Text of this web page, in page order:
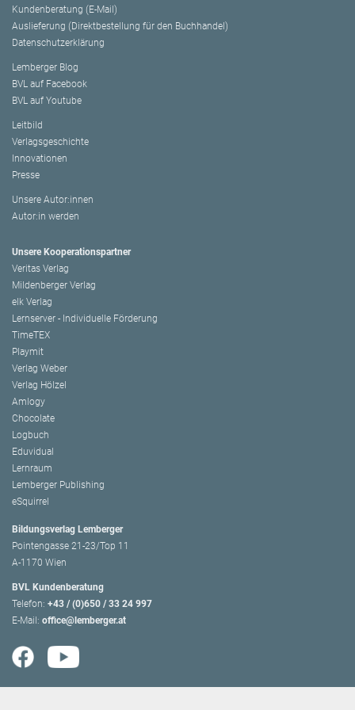
Kundenberatung (E-Mail)
Auslieferung (Direktbestellung für den Buchhandel)
Datenschutzerklärung
Lemberger Blog
BVL auf Facebook
BVL auf Youtube
Leitbild
Verlagsgeschichte
Innovationen
Presse
Unsere Autor:innen
Autor:in werden
Unsere Kooperationspartner
Veritas Verlag
Mildenberger Verlag
elk Verlag
Lernserver - Individuelle Förderung
TimeTEX
Playmit
Verlag Weber
Verlag Hölzel
Amlogy
Chocolate
Logbuch
Eduvidual
Lernraum
Lemberger Publishing
eSquirrel
Bildungsverlag Lemberger
Pointengasse 21-23/Top 11
A-1170 Wien
BVL Kundenberatung
Telefon: +43 / (0)650 / 33 24 997
E-Mail: office@lemberger.at